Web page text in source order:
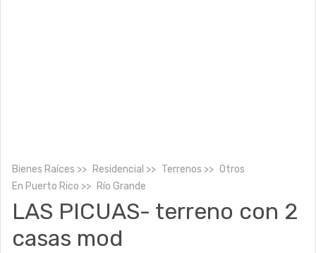
Bienes Raíces Residencial Terrenos
Otros
En Puerto Rico Río Grande
LAS PICUAS- terreno con 2
casas mod